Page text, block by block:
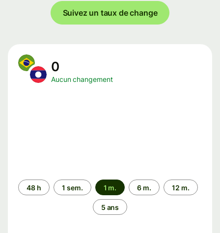
Suivez un taux de change
0
Aucun changement
Période
48 h 1 sem. 1 m. 6 m. 12 m.
5 ans